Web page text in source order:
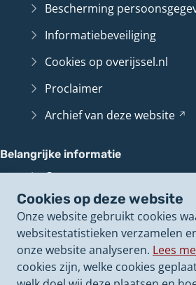
Cookies op deze website
Onze website gebruikt cookies
websitestatistieken verzamelen
onze website analyseren. Lees
cookies zijn, welke cookies
Bescherming
Informatiebeveiliging
Cookies op overijssel.nl
Proclaimer
Archief van dezewebsite
Belangrijke informatie
Contact en route
OverijsselLoket
(Verwijst
naar
een
andere
website)
Perswoordvoerders
Onze politiekebesluiten